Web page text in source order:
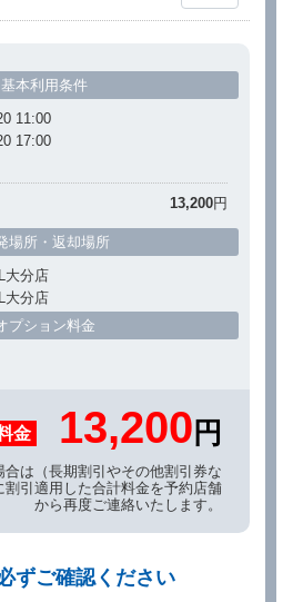
基本利用条件
11:00
17:00
13,200円
場所・返却場所
大分店
大分店
プション料金
金 13,200 円
は（長期割引やその他割引券な
割引適用した合計料金を予約店舗
から再度ご連絡いたします。
ずご確認ください